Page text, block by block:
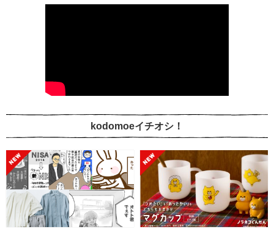
kodomoeイチオシ！